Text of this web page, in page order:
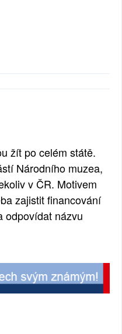
žít po celém státě.
Národního muzea,
v ČR. Motivem
zajistit financování
odpovídat názvu